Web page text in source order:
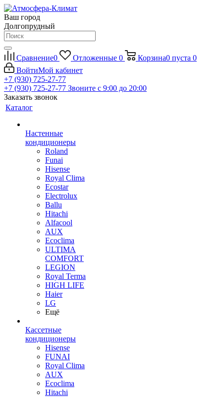
Ваш город
Долгопрудный
Сравнение0 Отложенные 0 Корзина0 пуста 0
ВойтиМой кабинет
+7 (930) 725-27-77
+7 (930) 725-27-77 Звоните с 9:00 до 20:00
Заказать звонок
Каталог
Настенные
кондиционеры
Roland
Funai
Hisense
Royal Clima
Ecostar
Electrolux
Ballu
Hitachi
Alfacool
AUX
Ecoclima
ULTIMA
COMFORT
LEGION
Royal Terma
HIGH LIFE
Haier
LG
Ещё
Кассетные
кондиционеры
Hisense
FUNAI
Royal Clima
AUX
Ecoclima
Hitachi